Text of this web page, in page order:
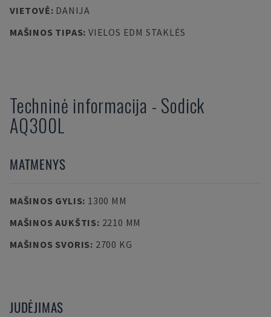
VIETOVĖ: DANIJA
MAŠINOS TIPAS: VIELOS EDM STAKLĖS
Techninė informacija - Sodick
AQ300L
MATMENYS
MAŠINOS GYLIS: 1300 MM
MAŠINOS AUKŠTIS: 2210 MM
MAŠINOS SVORIS: 2700 KG
JUDĖJIMAS